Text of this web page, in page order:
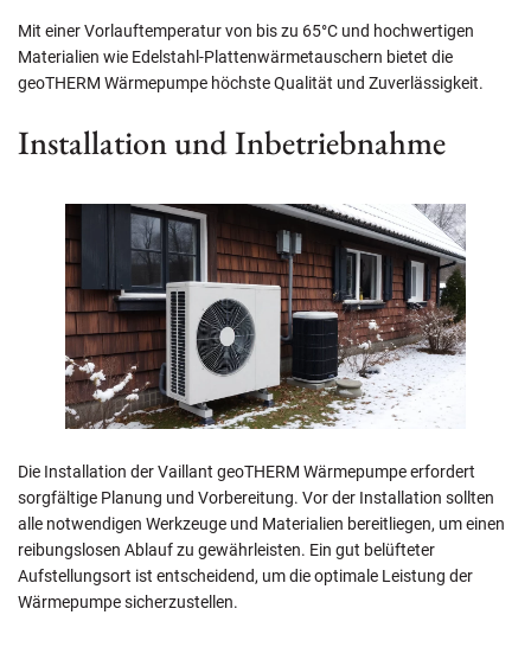
Mit einer Vorlauftemperatur von bis zu 65°C und hochwertigen
Materialien wie Edelstahl-Plattenwärmetauschern bietet die
geoTHERM Wärmepumpe höchste Qualität und Zuverlässigkeit.
Installation und Inbetriebnahme
Die Installation der Vaillant geoTHERM Wärmepumpe erfordert
sorgfältige Planung und Vorbereitung. Vor der Installation sollten
alle notwendigen Werkzeuge und Materialien bereitliegen, um einen
reibungslosen Ablauf zu gewährleisten. Ein gut belüfteter
Aufstellungsort ist entscheidend, um die optimale Leistung der
Wärmepumpe sicherzustellen.